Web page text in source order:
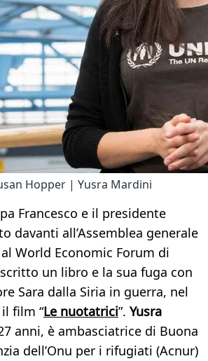
Hopper | Yusra Mardini
Francesco e il presidente
davanti all’Assemblea generale
al World Economic Forum di
scritto un libro e la sua fuga con
Sara dalla Siria in guerra, nel
film “Le nuotatrici”. Yusra
anni, è ambasciatrice di Buona
dell’Onu per i rifugiati (Acnur)